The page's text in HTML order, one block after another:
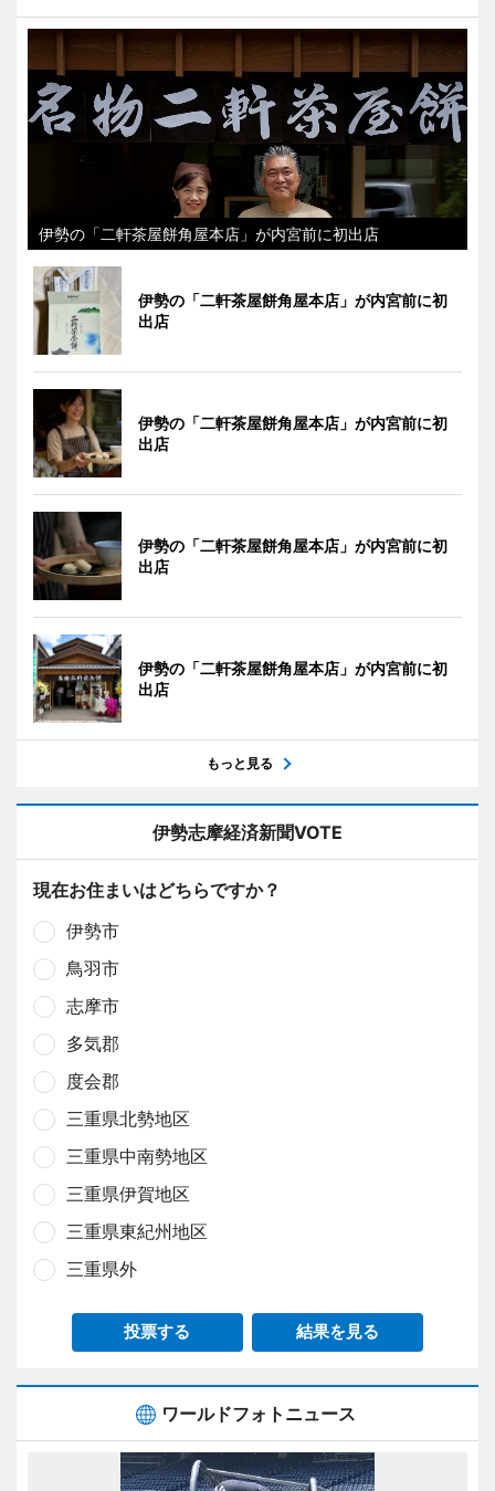
伊勢の「二軒茶屋餅角屋本店」が内宮前に初出店
伊勢の「二軒茶屋餅角屋本店」が内宮前に初
出店
伊勢の「二軒茶屋餅角屋本店」が内宮前に初
出店
伊勢の「二軒茶屋餅角屋本店」が内宮前に初
出店
伊勢の「二軒茶屋餅角屋本店」が内宮前に初
出店
もっと見る
伊勢志摩経済新聞VOTE
現在お住まいはどちらですか？
伊勢市
鳥羽市
志摩市
多気郡
度会郡
三重県北勢地区
三重県中南勢地区
三重県伊賀地区
三重県東紀州地区
三重県外
投票する 結果を見る
ワールドフォトニュース